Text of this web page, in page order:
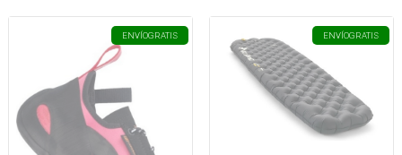
ENVÍOGRATIS ENVÍOGRATIS